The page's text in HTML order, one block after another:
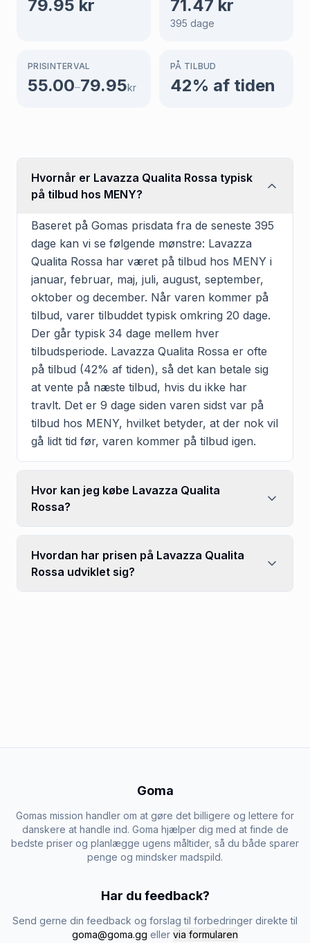
79.95 kr 71.47 kr
395 dage
PRISINTERVAL
55.00–79.95kr
PÅ TILBUD
42% af tiden
Hvornår er Lavazza Qualita Rossa typisk
på tilbud hos MENY?
Baseret på Gomas prisdata fra de seneste 395
dage kan vi se følgende mønstre: Lavazza
Qualita Rossa har været på tilbud hos MENY i
januar, februar, maj, juli, august, september,
oktober og december. Når varen kommer på
tilbud, varer tilbuddet typisk omkring 20 dage.
Der går typisk 34 dage mellem hver
tilbudsperiode. Lavazza Qualita Rossa er ofte
på tilbud (42% af tiden), så det kan betale sig
at vente på næste tilbud, hvis du ikke har
travlt. Det er 9 dage siden varen sidst var på
tilbud hos MENY, hvilket betyder, at der nok vil
gå lidt tid før, varen kommer på tilbud igen.
Hvor kan jeg købe Lavazza Qualita
Rossa?
Hvordan har prisen på Lavazza Qualita
Rossa udviklet sig?
Goma
Gomas mission handler om at gøre det billigere og lettere for
danskere at handle ind. Goma hjælper dig med at finde de
bedste priser og planlægge ugens måltider, så du både sparer
penge og mindsker madspild.
Har du feedback?
Send gerne din feedback og forslag til forbedringer direkte til
goma@goma.gg eller via formularen